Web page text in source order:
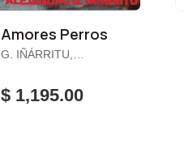
Amores Perros
G. IÑÁRRITU,
$ 1,195.00